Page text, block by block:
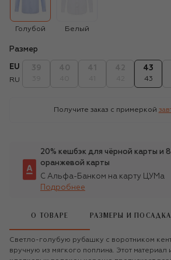
Голубой Белый
Размер
EU
RU
43
43
Получите заказ с примеркой
20% кешбэк для чёрной карты и
оранжевой карты
С Альфа-Банком на карту ЦУМа
Подробнее
О ТОВАРЕ РАЗМЕРЫ И ПОСАДКА
Светло-голубую рубашку с воротником
вручную из мягкого поплина. Этот материал